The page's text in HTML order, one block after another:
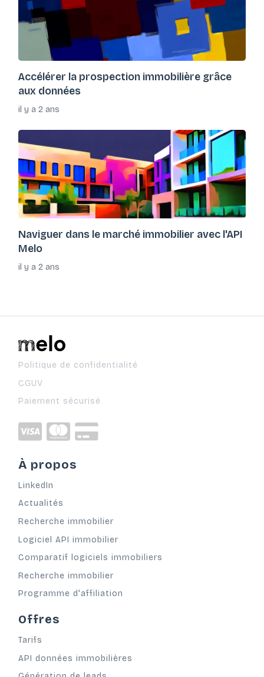
Accélérer la prospection immobilière grâce
aux données
il y a 2 ans
Naviguer dans le marché immobilier avec l'API
Melo
il y a 2 ans
Politique de confidentialité
CGUV
Paiement sécurisé
À propos
LinkedIn
Actualités
Recherche immobilier
Logiciel API immobilier
Comparatif logiciels immobiliers
Recherche immobilier
Programme d'affiliation
Offres
Tarifs
API données immobilières